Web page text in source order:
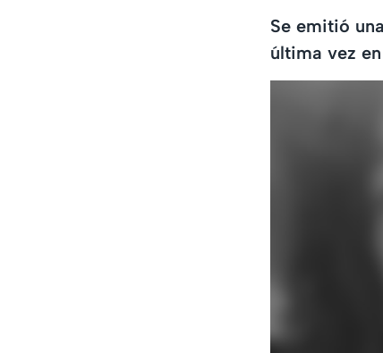
Se emitió
última vez